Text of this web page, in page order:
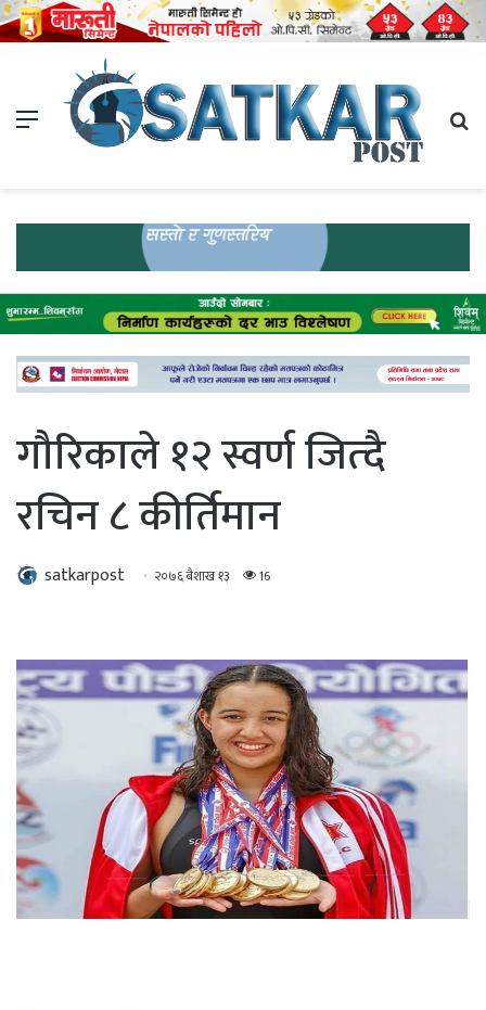
Menu
गौरिकाले १२ स्वर्ण जित्दै
रचिन ८ कीर्तिमान
satkarpost २०७६ बैशाख १३ 16